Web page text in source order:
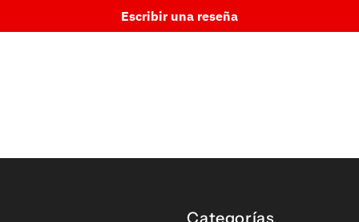
Escribir una reseña
Categorías